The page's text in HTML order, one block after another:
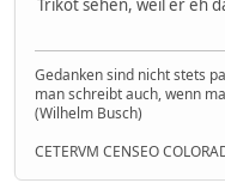
Trikot sehen, weil er eh
Gedanken sind nicht stets
man schreibt auch, wenn
(Wilhelm Busch)
CETERVM CENSEO